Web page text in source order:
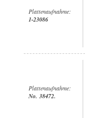
Plattenaufnahme:
1-23086
Plattenaufnahme:
No. 38472.